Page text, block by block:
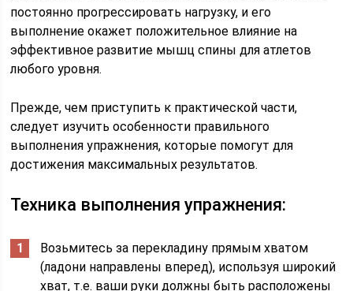
постоянно прогрессировать нагрузку, и его
выполнение окажет положительное влияние на
эффективное развитие мышц спины для атлетов
любого уровня.
Прежде, чем приступить к практической части,
следует изучить особенности правильного
выполнения упражнения, которые помогут для
достижения максимальных результатов.
Техника выполнения упражнения:
Возьмитесь за перекладину прямым хватом
(ладони направлены вперед), используя широкий
хват, т.е. ваши руки должны быть расположены